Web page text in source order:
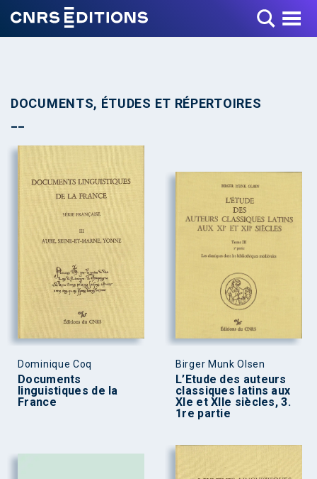
Toggle Menu
DOCUMENTS, ÉTUDES ET RÉPERTOIRES
Dominique Coq
Documents
linguistiques de la
France
Birger Munk Olsen
L’Etude des auteurs
classiques latins aux
XIe et XIIe siècles, 3.
1re partie